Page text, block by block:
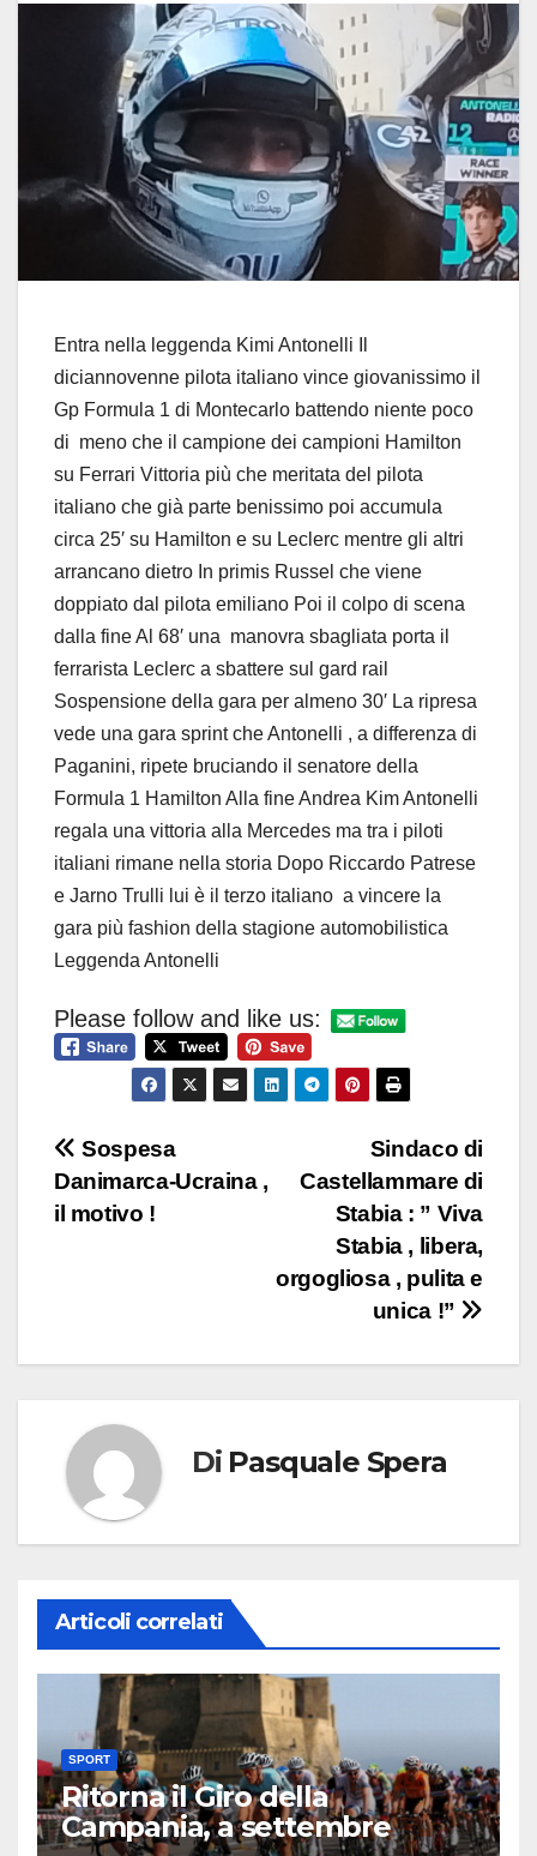
Entra nella leggenda Kimi Antonelli Il
diciannovenne pilota italiano vince giovanissimo il
Gp Formula 1 di Montecarlo battendo niente poco
di meno che il campione dei campioni Hamilton
su Ferrari Vittoria più che meritata del pilota
italiano che già parte benissimo poi accumula
circa 25′ su Hamilton e su Leclerc mentre gli altri
arrancano dietro In primis Russel che viene
doppiato dal pilota emiliano Poi il colpo di scena
dalla fine Al 68′ una manovra sbagliata porta il
ferrarista Leclerc a sbattere sul gard rail
Sospensione della gara per almeno 30′ La ripresa
vede una gara sprint che Antonelli , a differenza di
Paganini, ripete bruciando il senatore della
Formula 1 Hamilton Alla fine Andrea Kim Antonelli
regala una vittoria alla Mercedes ma tra i piloti
italiani rimane nella storia Dopo Riccardo Patrese
e Jarno Trulli lui è il terzo italiano a vincere la
gara più fashion della stagione automobilistica
Leggenda Antonelli
Please follow and like us:
Navigazione
articoli
Sindaco di
Castellammare di
Stabia : ” Viva
Stabia , libera,
orgogliosa , pulita e
unica !”
Sospesa
Danimarca-Ucraina ,
il motivo !
Di Pasquale Spera
Articoli correlati
SPORT
Ritorna il Giro della
Campania, a settembre